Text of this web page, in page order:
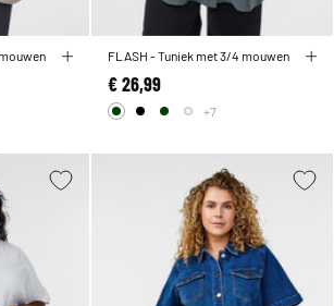
FLASH - Tuniek met 3/4 mouwen
€ 26,99
+7